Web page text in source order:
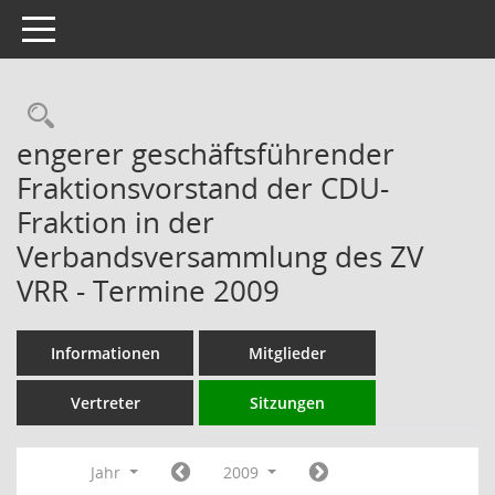
Toggle navigation
Rechercheauswahl
engerer geschäftsführender
Fraktionsvorstand der CDU-
Fraktion in der
Verbandsversammlung des ZV
VRR - Termine 2009
Informationen Mitglieder
Vertreter Sitzungen
Jahr
2009